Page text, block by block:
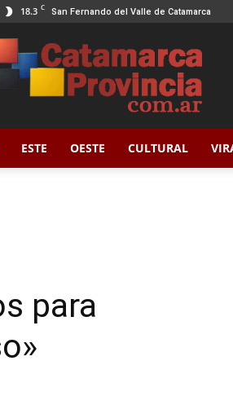
18.3 C San Fernando del Valle de Catamarca
Catamarca
ESTE OESTE CULTURAL
para